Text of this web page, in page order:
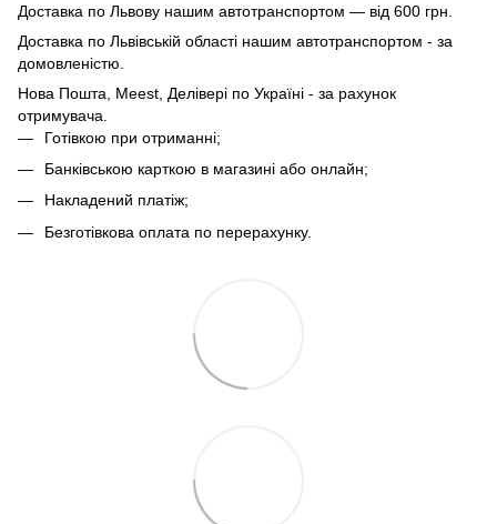
Доставка по Львову нашим автотранспортом — від 600 грн.
Доставка по Львівській області нашим автотранспортом - за
домовленістю.
Нова Пошта, Meest, Делівері по Україні - за рахунок
отримувача.
Готівкою при отриманні;
Банківською карткою в магазині або онлайн;
Накладений платіж;
Безготівкова оплата по перерахунку.